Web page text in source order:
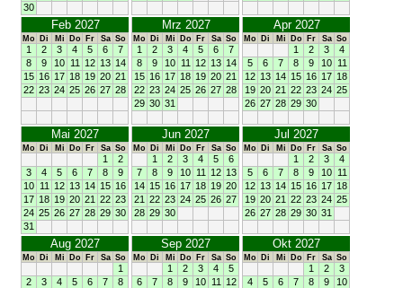
30
Feb 2027
Mo Di Mi Do Fr Sa So
1 2 3 4 5 6
7
8
9 10 11 12 13 14
15 16 17 18 19 20 21
22 23 24 25 26 27 28
Mrz 2027
Mo Di Mi Do Fr Sa So
1 2 3 4 5 6
7
8
9 10 11 12 13 14
15 16 17 18 19 20 21
22 23 24 25 26 27 28
29 30 31
Apr 2027
Mo Di Mi Do Fr Sa So
1 2 3
4
5
6 7 8 9 10 11
12 13 14 15 16 17 18
19 20 21 22 23 24 25
26 27 28 29 30
Mai 2027
Mo Di Mi Do Fr Sa So
1
2
3
4 5 6 7 8
9
10 11 12 13 14 15 16
17 18 19 20 21 22 23
24 25 26 27 28 29 30
31
Jun 2027
Mo Di Mi Do Fr Sa So
1 2 3 4 5
6
7
8 9 10 11 12 13
14 15 16 17 18 19 20
21 22 23 24 25 26 27
28 29 30
Jul 2027
Mo Di Mi Do Fr Sa So
1 2 3
4
5
6 7 8 9 10 11
12 13 14 15 16 17 18
19 20 21 22 23 24 25
26 27 28 29 30 31
Aug 2027
Mo Di Mi Do Fr Sa So
1
2
3 4 5 6 7
8
Sep 2027
Mo Di Mi Do Fr Sa So
1 2 3 4
5
6
7 8 9 10 11
12
Okt 2027
Mo Di Mi Do Fr Sa So
1 2
3
4
5 6 7 8 9
10